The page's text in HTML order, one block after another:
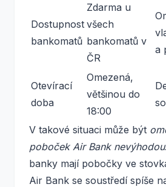
Dostupnost
bankomatů
Zdarma u
všech
bankomatů v
ČR
a
Otevírací
doba
Omezená,
většinou do
18:00
V takové situaci může být
poboček Air Bank nevýhodou
banky mají pobočky ve
Air Bank se soustředí spíše